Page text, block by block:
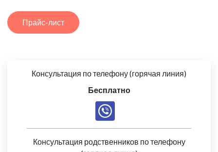
Прайс-лист
Консультация по телефону (горячая линия)
Бесплатно
Консультация родственников по телефону